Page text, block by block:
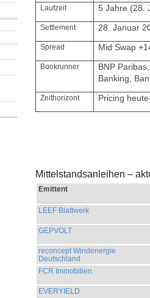
Laufzeit 5 Jahre (28.
Settlement 28. Januar
Spread Mid Swap
Bookrunner
BNP
Banking,
Zeithorizont Pricing heute
Mittelstandsanleihen –
Emittent
LEEF Blattwerk
GEPVOLT
reconcept Windenergie
Deutschland
FCR Immobilien
EVERYIELD